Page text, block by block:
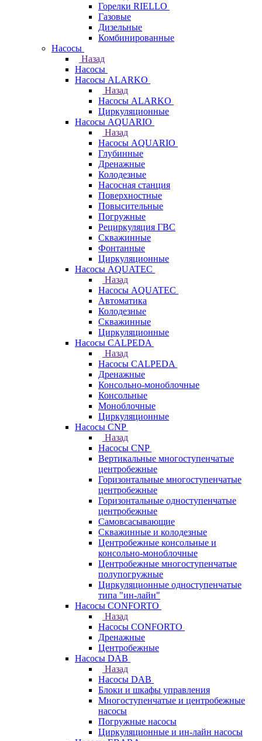
Горелки RIELLO
Газовые
Дизельные
Комбинированные
Насосы
Назад
Насосы
Насосы ALARKO
Назад
Насосы ALARKO
Циркуляционные
Насосы AQUARIO
Назад
Насосы AQUARIO
Глубинные
Дренажные
Колодезные
Насосная станция
Поверхностные
Повысительные
Погружные
Рециркуляция ГВС
Скважинные
Фонтанные
Циркуляционные
Насосы AQUATEC
Назад
Насосы AQUATEC
Автоматика
Колодезные
Скважинные
Циркуляционные
Насосы CALPEDA
Назад
Насосы CALPEDA
Дренажные
Консольно-моноблочные
Консольные
Моноблочные
Циркуляционные
Насосы CNP
Назад
Насосы CNP
Вертикальные многоступенчатые
центробежные
Горизонтальные многоступенчатые
центробежные
Горизонтальные одноступенчатые
центробежные
Самовсасывающие
Скважинные и колодезные
Центробежные консольные и
консольно-моноблочные
Центробежные многоступенчатые
полупогружные
Циркуляционные одноступенчатые
типа "ин-лайн"
Насосы CONFORTO
Назад
Насосы CONFORTO
Дренажные
Центробежные
Насосы DAB
Назад
Насосы DAB
Блоки и шкафы управления
Многоступенчатые и центробежные
насосы
Погружные насосы
Циркуляционные и ин-лайн насосы